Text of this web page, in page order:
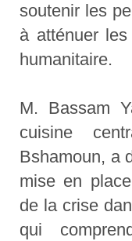
soutenir les
à atténuer
humanitaire.
M. Bassam
cuisine
Bshamoun, a
mise en
de la crise
qui